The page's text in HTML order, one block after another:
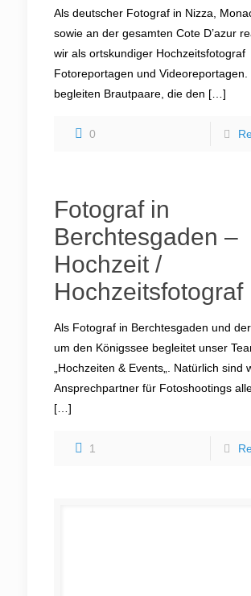
Als deutscher Fotograf in Nizza,
sowie an der gesamten Cote D’azur
wir als ortskundiger Hochzeitsfotograf
Fotoreportagen und Videoreportagen.
begleiten Brautpaare, die den […]
0
Fotograf in
Berchtesgaden –
Hochzeit /
Hochzeitsfotograf
Als Fotograf in Berchtesgaden und
um den Königssee begleitet unser
„Hochzeiten & Events„. Natürlich sind
Ansprechpartner für Fotoshootings
[…]
1